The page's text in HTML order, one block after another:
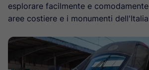
esplorare facilmente e
aree costiere e i monumenti